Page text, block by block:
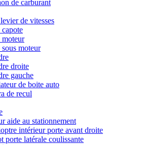
de carburant
de vitesses
capote
moteur
sous moteur
droite
gauche
de boite auto
de recul
aide au stationnement
intérieur porte avant droite
porte latérale coulissante